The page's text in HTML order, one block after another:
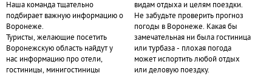
Наша команда тщательно
подбирает важную информацию о
Воронеже.
Туристы, желающие посетить
Воронежскую область найдут у
нас информацию про отели,
гостиницы, минигостиницы
видам отдыха и целям поездки.
Не забудьте проверить прогноз
погоды в Воронеже. Какая бы
замечательная ни была гостиница
или турбаза - плохая погода
может испортить любой отдых
или деловую поездку.